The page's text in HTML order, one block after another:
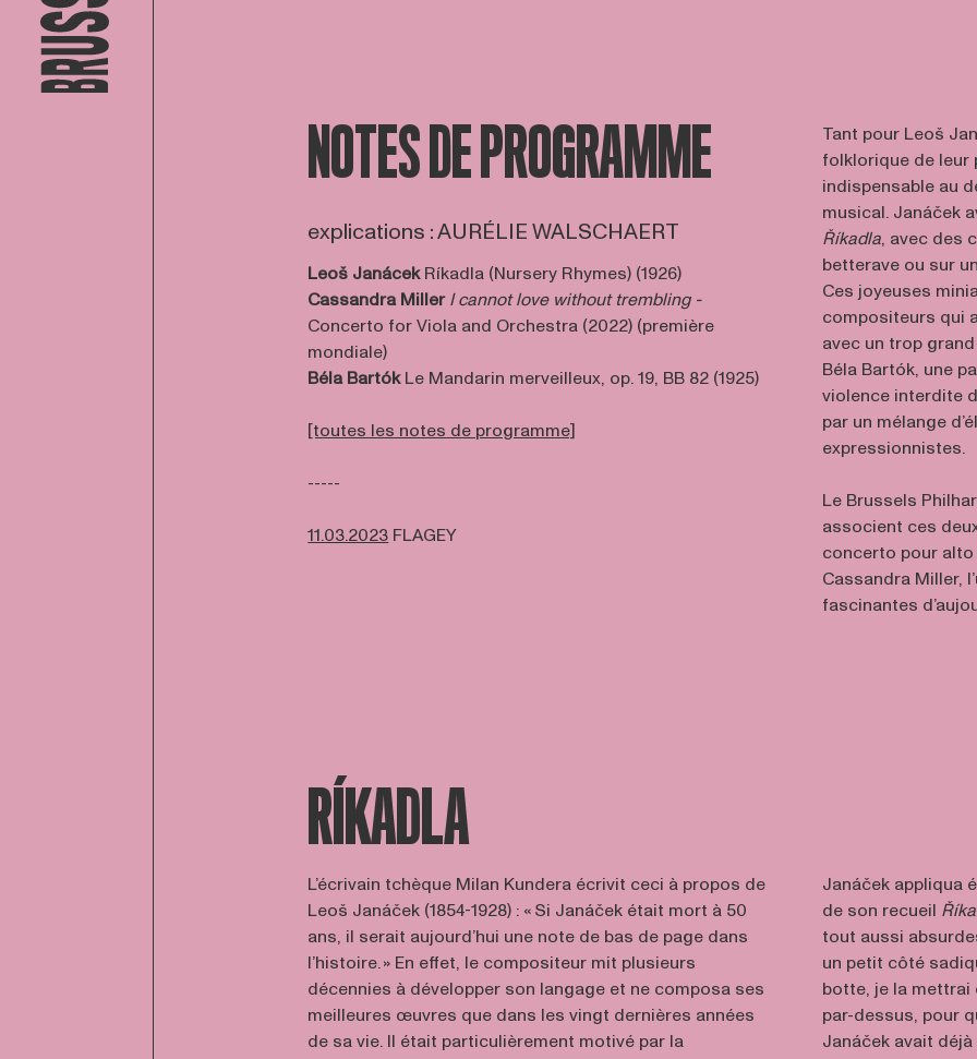
NOTES DE PROGRAMME
explications : AURÉLIE WALSCHAERT
Leoš JanácekRíkadla (Nursery Rhymes) (1926)
Cassandra Miller I cannot love without trembling -
Concerto for Viola and Orchestra (2022) (première
mondiale)
Béla BartókLe Mandarin merveilleux, op. 19, BB 82 (1925)
[toutes les notes de programme]
-----
11.03.2023 FLAGEY
Tant pour Leoš
folklorique de leur
indispensable au
musical. Janáček
Říkadla, avec des
betterave ou sur
Ces joyeuses
compositeurs qui
avec un trop
Béla Bartók, une
violence interdite
par un mélange
expressionnistes.
Le Brussels
associent ces
concerto pour alto
Cassandra Miller,
fascinantes
RÍKADLA
L’écrivain tchèque Milan Kundera écrivit ceci à propos de
Leoš Janáček (1854-1928) : « Si Janáček était mort à 50
ans, il serait aujourd’hui une note de bas de page dans
l’histoire. » En effet, le compositeur mit plusieurs
décennies à développer son langage et ne composa ses
meilleures œuvres que dans les vingt dernières années
de sa vie. Il était particulièrement motivé par la
Janáček appliqua
de son recueil
tout aussi
un petit côté
botte, je la mettrai
par-dessus, pour
Janáček avait